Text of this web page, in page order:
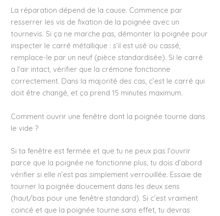
La réparation dépend de la cause. Commence par
resserrer les vis de fixation de la poignée avec un
tournevis. Si ça ne marche pas, démonter la poignée pour
inspecter le carré métallique : s’il est usé ou cassé,
remplace-le par un neuf (pièce standardisée). Si le carré
a l’air intact, vérifier que la crémone fonctionne
correctement. Dans la majorité des cas, c’est le carré qui
doit être changé, et ça prend 15 minutes maximum.
Comment ouvrir une fenêtre dont la poignée tourne dans
le vide ?
Si ta fenêtre est fermée et que tu ne peux pas l’ouvrir
parce que la poignée ne fonctionne plus, tu dois d’abord
vérifier si elle n’est pas simplement verrouillée. Essaie de
tourner la poignée doucement dans les deux sens
(haut/bas pour une fenêtre standard). Si c’est vraiment
coincé et que la poignée tourne sans effet, tu devras